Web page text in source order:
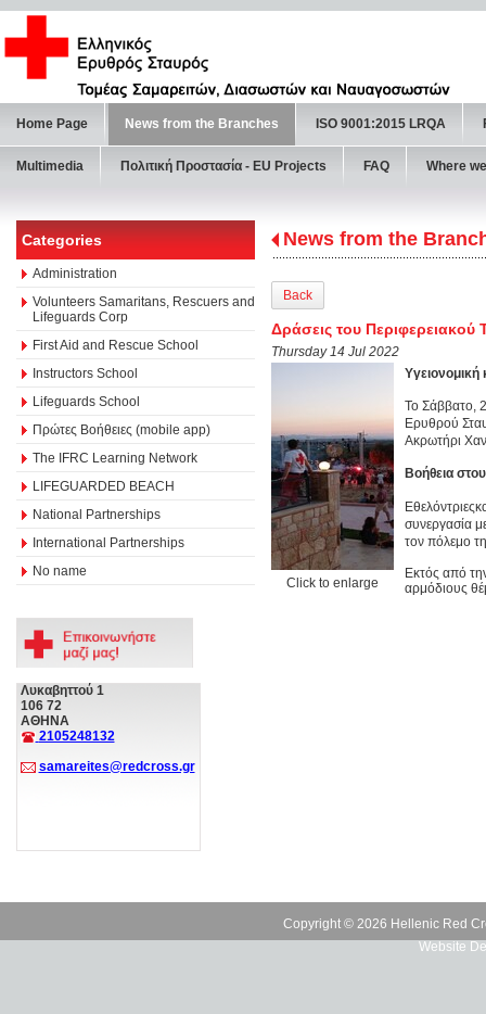
Home Page News from the Branches ISO 9001:2015 LRQA
Multimedia Πολιτική Προστασία - ΕU Projects FAQ Where
Categories
Administration
Volunteers Samaritans, Rescuers and
Lifeguards Corp
First Aid and Rescue School
Instructors School
Lifeguards School
Πρώτες Βοήθειες (mobile app)
The IFRC Learning Network
LIFEGUARDED BEACH
National Partnerships
International Partnerships
No name
Λυκαβηττού 1
106 72
ΑΘΗΝΑ
2105248132
samareites@redcross.gr
News from the
Back
Δράσεις του
Thursday 14 Jul 2022
Click to enlarge
Το Σάββατο,
Ερυθρού
Ακρωτήρι
Βοήθεια
συνεργασία
τον πόλεμο
Εκτός από
αρμόδιους
Copyright © 2026 Hellenic Red
Website